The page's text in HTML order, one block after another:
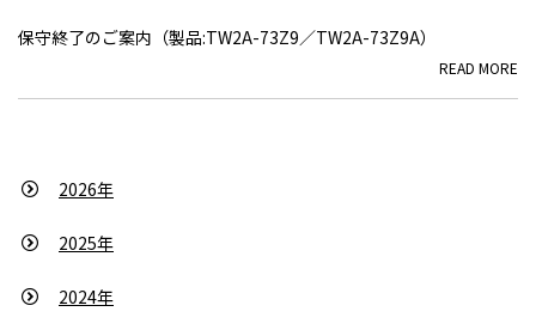
保守終了のご案内（製品:TW2A-73Z9／TW2A-73Z9A）
READ MORE
2026年
2025年
2024年